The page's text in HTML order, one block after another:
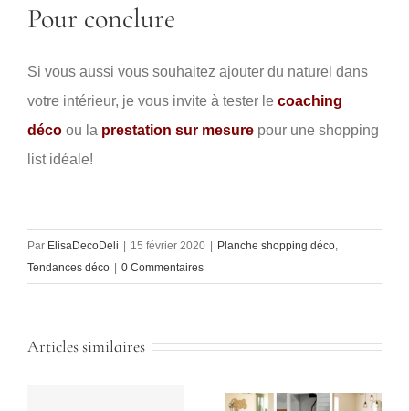
Pour conclure
Si vous aussi vous souhaitez ajouter du naturel dans
votre intérieur, je vous invite à tester le coaching
déco ou la prestation sur mesure pour une shopping
list idéale!
Par ElisaDecoDeli | 15 février 2020 | Planche shopping déco
Tendances déco | 0 Commentaires
Articles similaires